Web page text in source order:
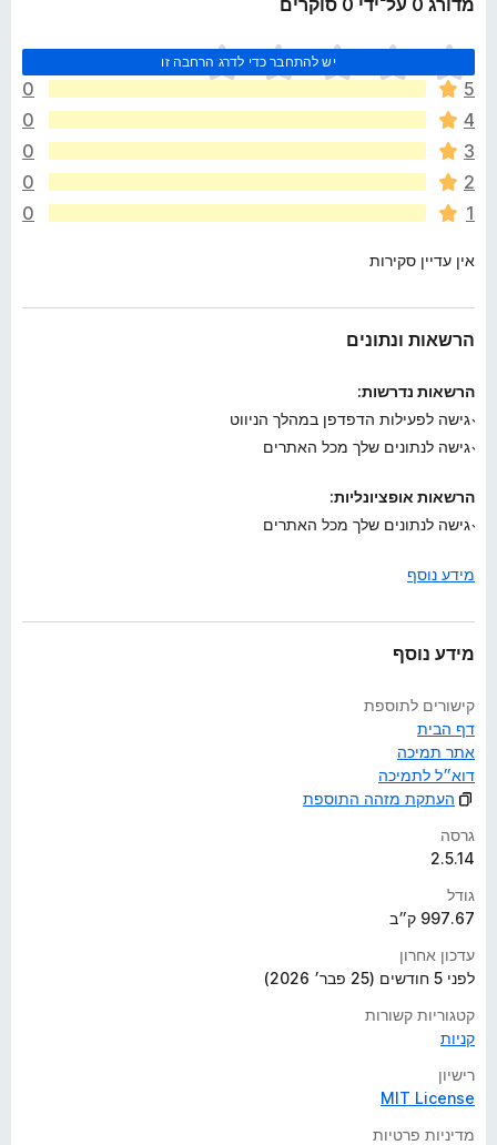
מדורג 0 על־ידי 0 סוקרים
יש להתחבר כדי לדרג הרחבה זו
א
י
ן
ד
י
ר
ו
ג
ם
ד
י
5
0
4
0
3
0
2
0
1
0
אין עדיין סקירות
הרשאות ונתונים
הרשאות נדרשות:
גישה לפעילות הדפדפן במהלך הניווט
גישה לנתונים שלך מכל האתרים
הרשאות אופציונליות:
גישה לנתונים שלך מכל האתרים
מידע נוסף
מידע נוסף
קישורים לתוספת
דף הבית
אתר תמיכה
דוא״ל לתמיכה
העתקת מזהה התוספת
גרסה
2.5.14
גודל
997.67 ק״ב
עדכון אחרון
לפני 5 חודשים (25 פבר׳ 2026)
קטגוריות קשורות
קניות
רישיון
MIT License
מדיניות פרטיות